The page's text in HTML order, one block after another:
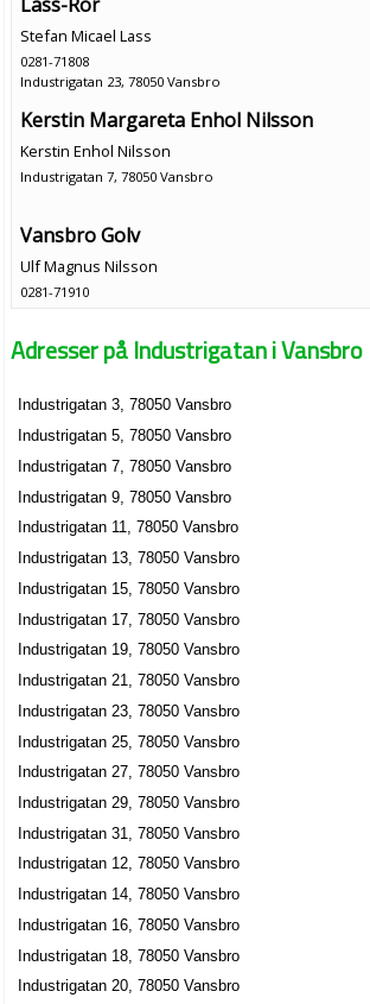
Stefan Micael Lass
0281-71808
Industrigatan 23, 78050 Vansbro
Kerstin Margareta Enhol Nilsson
Kerstin Enhol Nilsson
Industrigatan 7, 78050 Vansbro
Vansbro Golv
Ulf Magnus Nilsson
0281-71910
Adresser på Industrigatan i Vansbro
Industrigatan 3, 78050 Vansbro
Industrigatan 5, 78050 Vansbro
Industrigatan 7, 78050 Vansbro
Industrigatan 9, 78050 Vansbro
Industrigatan 11, 78050 Vansbro
Industrigatan 13, 78050 Vansbro
Industrigatan 15, 78050 Vansbro
Industrigatan 17, 78050 Vansbro
Industrigatan 19, 78050 Vansbro
Industrigatan 21, 78050 Vansbro
Industrigatan 23, 78050 Vansbro
Industrigatan 25, 78050 Vansbro
Industrigatan 27, 78050 Vansbro
Industrigatan 29, 78050 Vansbro
Industrigatan 31, 78050 Vansbro
Industrigatan 12, 78050 Vansbro
Industrigatan 14, 78050 Vansbro
Industrigatan 16, 78050 Vansbro
Industrigatan 18, 78050 Vansbro
Industrigatan 20, 78050 Vansbro